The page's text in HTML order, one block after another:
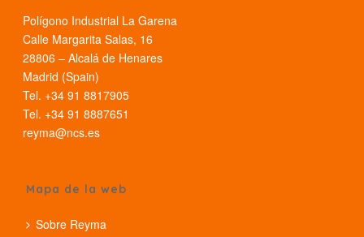
Polígono Industrial La Garena
Calle Margarita Salas, 16
28806 – Alcalá de Henares
Madrid (Spain)
Tel. +34 91 8817905
Tel. +34 91 8887651
reyma@ncs.es
Mapa de la web
Sobre Reyma